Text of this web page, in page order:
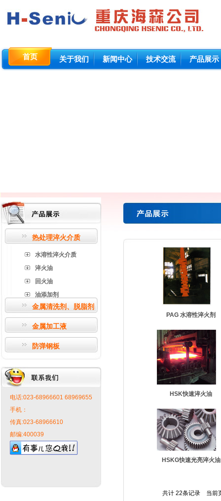
首页 关于我们 新闻中心 技术交流 产品展示
热处理淬火介质
水溶性淬火介质
淬火油
回火油
油添加剂
金属清洗剂、脱脂剂
金属加工液
防弹钢板
电话:023-68966601 68969655
手机：
传真:023-68966610
邮编:400039
PAG 水溶性淬火剂
HSK快速淬火油
HSKG快速光亮淬火油
共计 22条记录 当前